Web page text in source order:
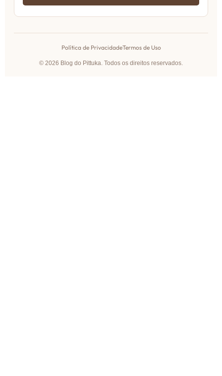
Política de PrivacidadeTermos de Uso
© 2026 Blog do Pittuka. Todos os direitos reservados.